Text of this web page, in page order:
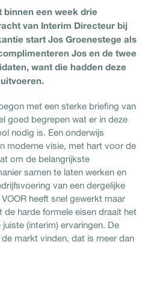
binnen een week drie
van Interim Directeur bij
start Jos Groenestege als
Jos en de twee
want die hadden deze
met een sterke briefing van
goed begrepen wat er in deze
nodig is. Een onderwijs
moderne visie, met hart voor de
om de belangrijkste
samen te laten werken en
van een dergelijke
heeft snel gewerkt maar
harde formele eisen draait het
(interim) ervaringen. De
markt vinden, dat is meer dan